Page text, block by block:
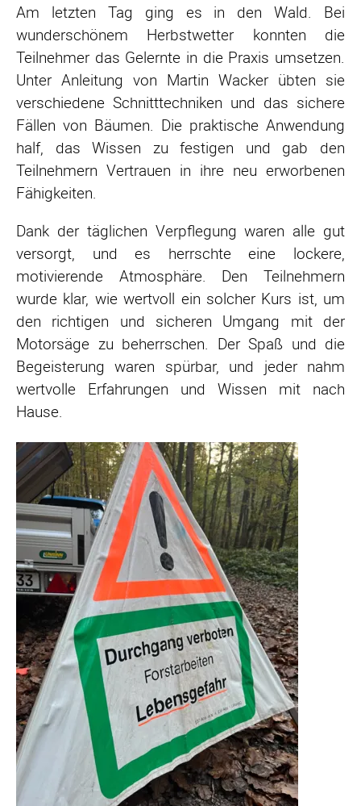
Am letzten Tag ging es in den Wald. Bei
wunderschönem Herbstwetter konnten die
Teilnehmer das Gelernte in die Praxis umsetzen.
Unter Anleitung von Martin Wacker übten sie
verschiedene Schnitttechniken und das sichere
Fällen von Bäumen. Die praktische Anwendung
half, das Wissen zu festigen und gab den
Teilnehmern Vertrauen in ihre neu erworbenen
Fähigkeiten.
Dank der täglichen Verpflegung waren alle gut
versorgt, und es herrschte eine lockere,
motivierende Atmosphäre. Den Teilnehmern
wurde klar, wie wertvoll ein solcher Kurs ist, um
den richtigen und sicheren Umgang mit der
Motorsäge zu beherrschen. Der Spaß und die
Begeisterung waren spürbar, und jeder nahm
wertvolle Erfahrungen und Wissen mit nach
Hause.